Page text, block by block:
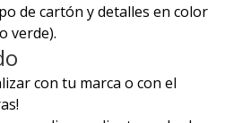
de cartón y detalles en color
verde).
con tu marca o con el